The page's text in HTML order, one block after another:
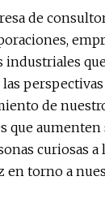
de
de
que
curiosas
torno a